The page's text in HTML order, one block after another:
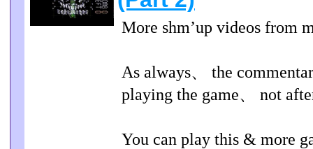
More shm’up videos from
As always、 the
playing the game、 not
You can play this & more